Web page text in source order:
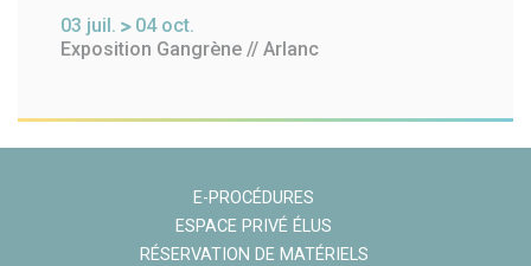
03 juil. 04 oct.
Exposition Gangrène // Arlanc
E-PROCÉDURES
ESPACE PRIVÉ ÉLUS
RÉSERVATION DE MATÉRIELS